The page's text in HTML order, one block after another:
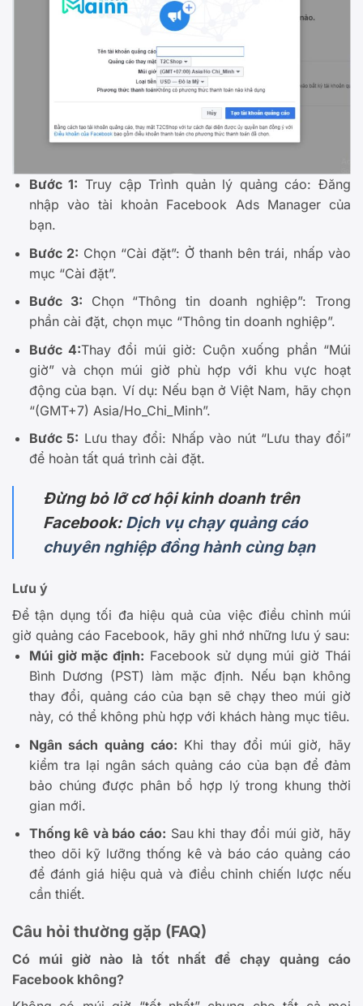
Bước 1: Truy cập Trình quản lý quảng cáo: Đăng
nhập vào tài khoản Facebook Ads Manager của
bạn.
Bước 2: Chọn “Cài đặt”: Ở thanh bên trái, nhấp vào
mục “Cài đặt”.
Bước 3: Chọn “Thông tin doanh nghiệp”: Trong
phần cài đặt, chọn mục “Thông tin doanh nghiệp”.
Bước 4:Thay đổi múi giờ: Cuộn xuống phần “Múi
giờ” và chọn múi giờ phù hợp với khu vực hoạt
động của bạn. Ví dụ: Nếu bạn ở Việt Nam, hãy chọn
“(GMT+7) Asia/Ho_Chi_Minh”.
Bước 5: Lưu thay đổi: Nhấp vào nút “Lưu thay đổi”
để hoàn tất quá trình cài đặt.
Đừng bỏ lỡ cơ hội kinh doanh trên
Facebook: Dịch vụ chạy quảng cáo
chuyên nghiệp đồng hành cùng bạn
Lưu ý
Để tận dụng tối đa hiệu quả của việc điều chỉnh múi
giờ quảng cáo Facebook, hãy ghi nhớ những lưu ý sau:
Múi giờ mặc định: Facebook sử dụng múi giờ Thái
Bình Dương (PST) làm mặc định. Nếu bạn không
thay đổi, quảng cáo của bạn sẽ chạy theo múi giờ
này, có thể không phù hợp với khách hàng mục tiêu.
Ngân sách quảng cáo: Khi thay đổi múi giờ, hãy
kiểm tra lại ngân sách quảng cáo của bạn để đảm
bảo chúng được phân bổ hợp lý trong khung thời
gian mới.
Thống kê và báo cáo: Sau khi thay đổi múi giờ, hãy
theo dõi kỹ lưỡng thống kê và báo cáo quảng cáo
để đánh giá hiệu quả và điều chỉnh chiến lược nếu
cần thiết.
Câu hỏi thường gặp (FAQ)
Có múi giờ nào là tốt nhất để chạy quảng cáo
Facebook không?